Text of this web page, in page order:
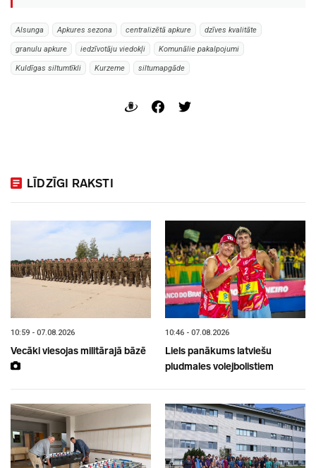
Alsunga Apkures sezona centralizētā apkure dzīves kvalitāte
granulu apkure iedzīvotāju viedokļi Komunālie pakalpojumi
Kuldīgas siltumtīkli Kurzeme siltumapgāde
LĪDZĪGI RAKSTI
10:59 - 07.08.2026
Vecāki viesojas militārajā bāzē
10:46 - 07.08.2026
Liels panākums latviešu
pludmales volejbolistiem